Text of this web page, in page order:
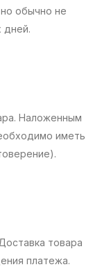
обычно не
дней.
Наложенным
иметь
товара
платежа.